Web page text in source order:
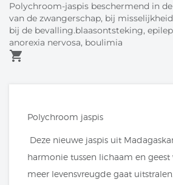
Polychroom-jaspis beschermend in
van de zwangerschap, bij
bij de bevalling.blaasontsteking,
anorexia nervosa, boulimia
shopping_cart
Polychroom jaspis
Deze nieuwe jaspis uit
harmonie tussen lichaam en
meer levensvreugde gaat